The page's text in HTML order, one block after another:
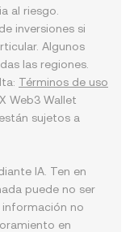
al riesgo.
inversiones si
Algunos
las regiones.
Términos de uso
Web3 Wallet
sujetos a
IA. Ten en
puede no ser
no
en